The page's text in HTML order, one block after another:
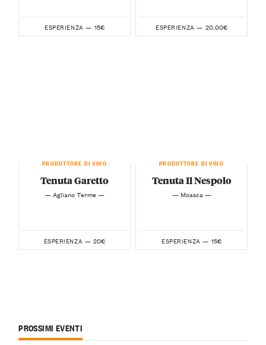
ESPERIENZA — 15€ ESPERIENZA — 20.00€
PRODUTTORE DI VINO
Tenuta Garetto
— Agliano Terme —
ESPERIENZA — 20€
PRODUTTORE DI VINO
Tenuta Il Nespolo
— Moasca —
ESPERIENZA — 15€
PROSSIMI EVENTI